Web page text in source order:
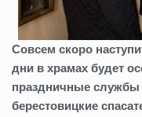
Совсем скоро
дни в храмах будет
праздничные службы
берестовицкие